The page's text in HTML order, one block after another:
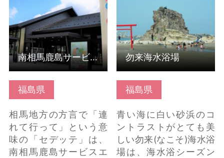
福島県
相馬地方の方言で「連
れて行って」という意
味の「セデッテ」は、
南相馬鹿島サービスエ
詳細はこちら
南相馬鹿島サービスエリア利活用拠点施設「セデッテかしま」
福島県
青い海に白い砂浜のコ
ントラストがとても美
しい勿来(なこそ)海水浴
場は、海水浴シーズン
勿来海水浴場